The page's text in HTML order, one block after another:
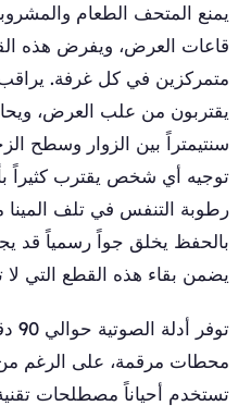
يمنع المتحف الطعام
قاعات العرض، ويفرض هذه
متمركزين في كل غرفة. يراقب
سنتيمتراً بين الزوار وسطح
توجيه أي شخص يقترب كثيراً
رطوبة التنفس في تلف المينا
بالحفظ يخلق جواً رسمياً قد
يضمن بقاء هذه القطع التي لا
محطات مرقمة، على الرغم من
تستخدم أحياناً مصطلحات